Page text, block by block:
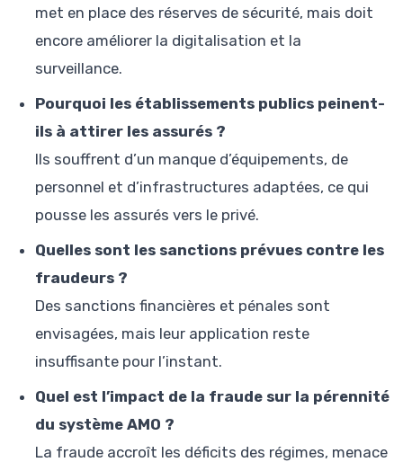
met en place des réserves de sécurité, mais doit
encore améliorer la digitalisation et la
surveillance.
Pourquoi les établissements publics peinent-
ils à attirer les assurés ?
Ils souffrent d’un manque d’équipements, de
personnel et d’infrastructures adaptées, ce qui
pousse les assurés vers le privé.
Quelles sont les sanctions prévues contre les
fraudeurs ?
Des sanctions financières et pénales sont
envisagées, mais leur application reste
insuffisante pour l’instant.
Quel est l’impact de la fraude sur la pérennité
du système AMO ?
La fraude accroît les déficits des régimes, menace